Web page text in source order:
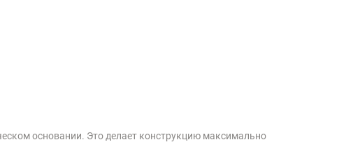
основании. Это делает конструкцию максимально